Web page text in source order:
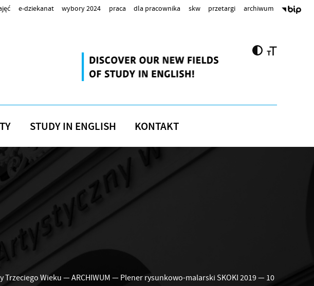
e-dziekanat wybory 2024 praca dla pracownika skw przetargi archiwum
STUDY IN ENGLISH KONTAKT
Trzeciego Wieku —ARCHIWUM — Plener rysunkowo-malarski SKOKI 2019— 10